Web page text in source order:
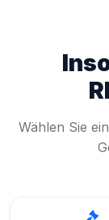
Wählen Sie